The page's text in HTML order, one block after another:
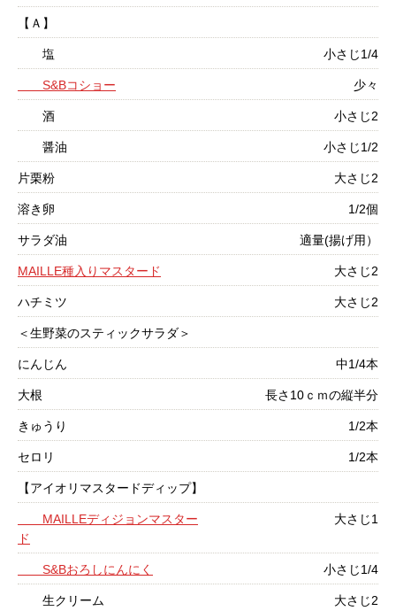
【Ａ】
塩 小さじ1/4
S&Bコショー 少々
酒 小さじ2
醤油 小さじ1/2
片栗粉 大さじ2
溶き卵 1/2個
サラダ油 適量(揚げ用）
MAILLE種入りマスタード 大さじ2
ハチミツ 大さじ2
＜生野菜のスティックサラダ＞
にんじん 中1/4本
大根 長さ10ｃｍの縦半分
きゅうり 1/2本
セロリ 1/2本
【アイオリマスタードディップ】
MAILLEディジョンマスター
ド
大さじ1
S&Bおろしにんにく 小さじ1/4
生クリーム 大さじ2